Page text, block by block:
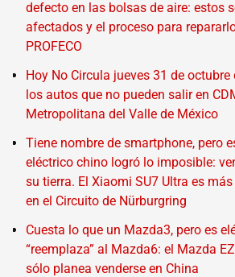
defecto en las bolsas de aire: estos
afectados y el proceso para
PROFECO
Hoy No Circula jueves 31 de
los autos que no pueden salir en
Metropolitana del Valle de México
Tiene nombre de smartphone, pero
eléctrico chino logró lo imposible:
su tierra. El Xiaomi SU7 Ultra es
en el Circuito de Nürburgring
Cuesta lo que un Mazda3, pero es
“reemplaza” al Mazda6: el Mazda
sólo planea venderse en China